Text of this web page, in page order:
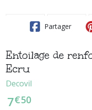
Partager
Entoilage de
Ecru
Decovil
7€50